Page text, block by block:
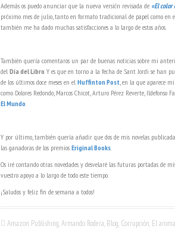
Además os puedo anunciar que la nueva versión revisada de «El color
próximo mes de julio, tanto en formato tradicional de papel como
también me ha dado muchas satisfacciones a lo largo de estos años.
También quería comentaros un par de buenas noticias sobre mi
del Día del Libro. Y es que en torno a la fecha de Sant Jordi se han
de los últimos doce meses en el Huffinton Post, en la que aparece
como Dolores Redondo, Marcos Chicot, Arturo Pérez Reverte,
El Mundo.
Y por último, también quería añadir que dos de mis novelas
las ganadoras de los premios Eriginal Books.
Os iré contando otras novedades y desvelaré las futuras portadas de
vuestro apoyo a lo largo de todo este tiempo.
¡Saludos y feliz fin de semana a todos!
Amazon Publishing,Armando Rodera, Blog, Corrupción, El